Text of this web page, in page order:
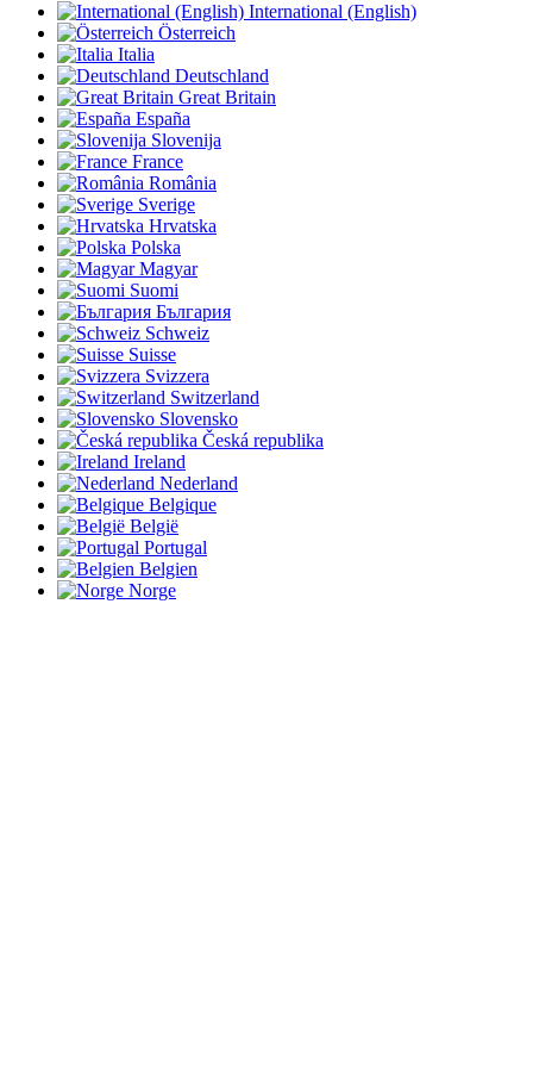
International (English)
Österreich
Italia
Deutschland
Great Britain
España
Slovenija
France
România
Sverige
Hrvatska
Polska
Magyar
Suomi
България
Schweiz
Suisse
Svizzera
Switzerland
Slovensko
Česká republika
Ireland
Nederland
Belgique
België
Portugal
Belgien
Norge